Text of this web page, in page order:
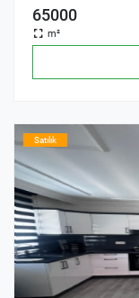
65000
m²
Satılık